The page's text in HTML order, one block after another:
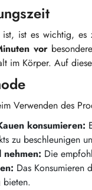
ist, ist es wichtig,
vor
im Körper. Auf
Verwenden des
konsumieren:
zu beschleunigen
nehmen: Die
Das Konsumieren
bieten.